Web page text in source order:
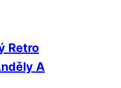
Retro
A